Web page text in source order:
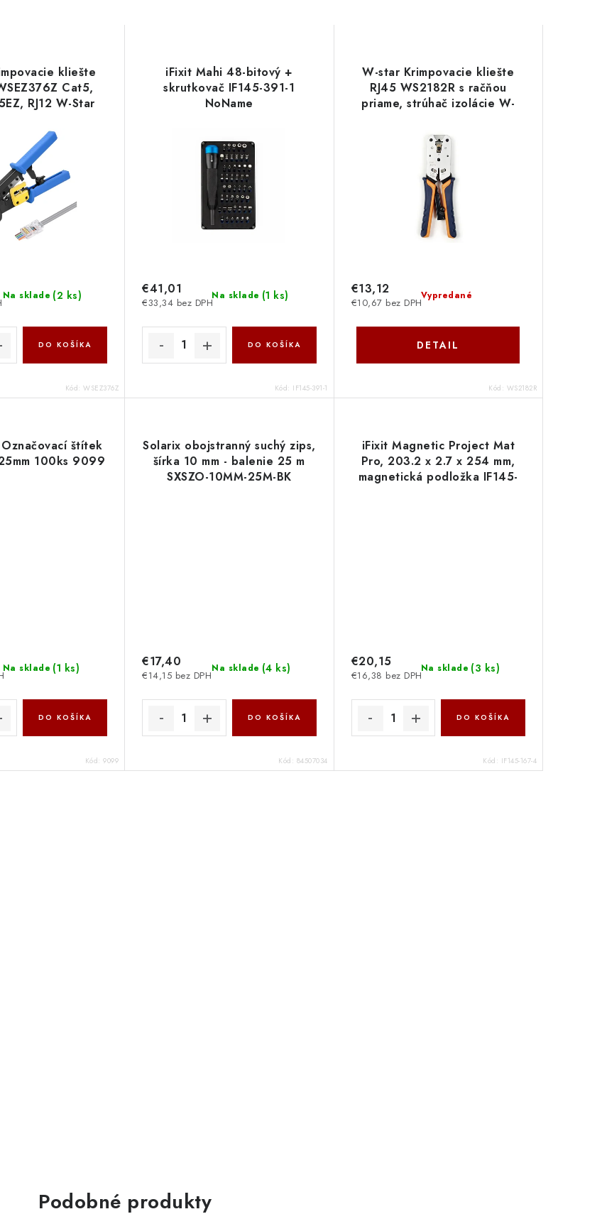
kliešte
Cat5,
RJ12 W-Star
Na sklade (2 ks)
DO KOŠÍKA
Kód: WSEZ376Z
iFixit Mahi 48-bitový +
skrutkovač IF145-391-1
NoName
Na sklade (1 ks)
€33,34 bez DPH
€41,01
DO KOŠÍKA
Kód: IF145-391-1
W-star Krimpovacie kliešte
RJ45 WS2182R s račňou
priame, strúhač izolácie W-
Vypredané
€10,67 bez DPH
€13,12
DETAIL
Kód: WS2182R
Označovací štítek
100ks 9099
Na sklade (1 ks)
DO KOŠÍKA
Kód: 9099
Solarix obojstranný suchý zips,
šírka 10 mm - balenie 25 m
SXSZO-10MM-25M-BK
Na sklade (4 ks)
€14,15 bez DPH
€17,40
DO KOŠÍKA
Kód: 84507034
iFixit Magnetic Project Mat
Pro, 203.2 x 2.7 x 254 mm,
magnetická podložka IF145-
Na sklade (3 ks)
€16,38 bez DPH
€20,15
DO KOŠÍKA
Kód: IF145-167-4
Podobné produkty